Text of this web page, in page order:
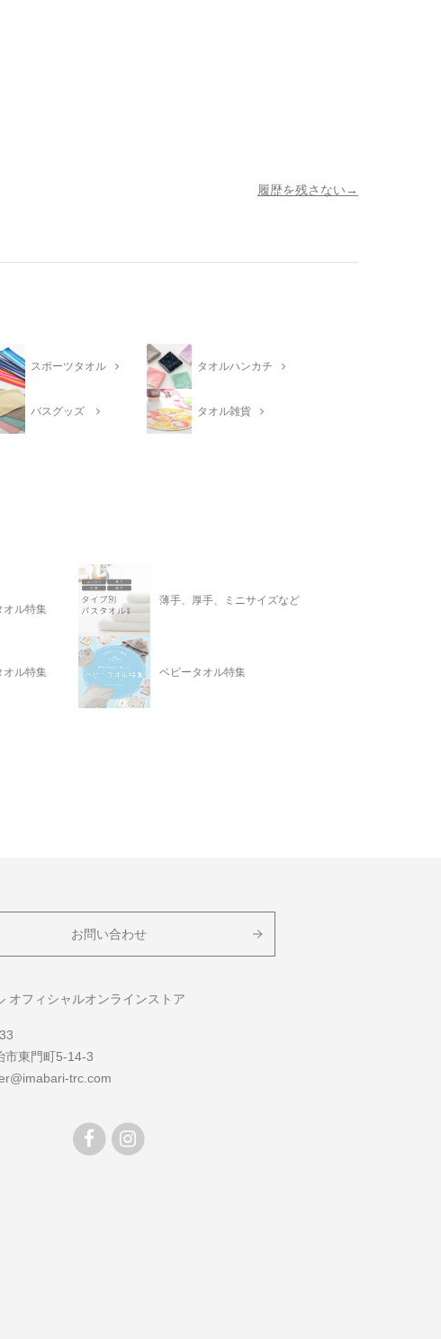
履歴を残さない
スポーツタオル タオルハンカチ
バスグッズ タオル雑貨
オル特集
薄手、厚手、ミニサイズなど
オル特集 ベビータオル特集
お問い合わせ
オフィシャルオンラインストア
市東門町5-14-3
trc.com